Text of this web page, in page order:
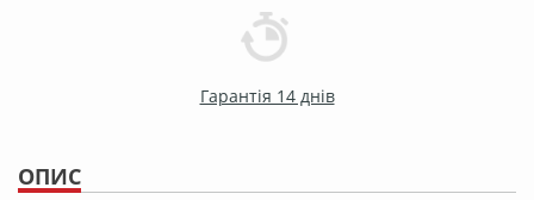
Гарантія 14 днів
ОПИС